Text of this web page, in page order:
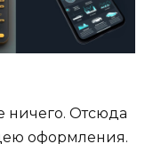
ничего. Отсюда
оформления.